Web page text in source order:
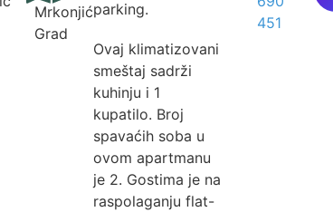
Mrkonjić
Grad
parking.
Ovaj klimatizovani
smeštaj sadrži
kuhinju i 1
kupatilo. Broj
spavaćih soba u
ovom apartmanu
je 2. Gostima je na
raspolaganju flat-
451